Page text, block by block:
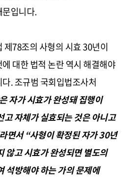
입니다.
제78조의 사형의 시효30년이
대한 법적 논란 역시 해결해야
다.조규범 국회입법조사처
자가 시효가 완성돼 집행이
고 자체가 실효되는 것은 아니고
면서“사형이 확정된 자가30년
않고 시효가 완성되면 별도의
석방해야 하는 가의 문제에